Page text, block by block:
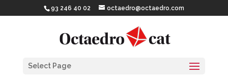
93 246 40 02 octaedro@octaedro.com
Select Page